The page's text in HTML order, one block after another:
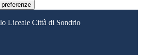
Liceale Città di Sondrio